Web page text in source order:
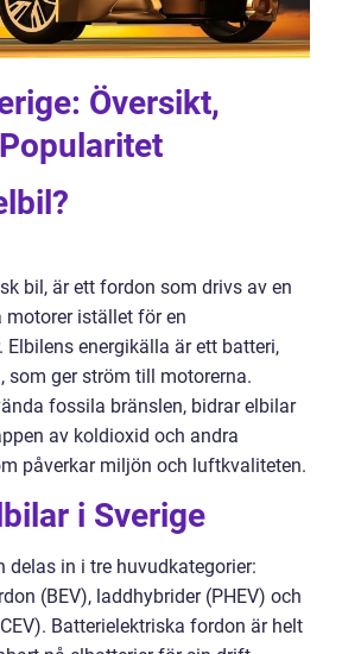
Översikt,
bil, är ett fordon som drivs av en
motorer istället för en
energikälla är ett batteri,
ger ström till motorerna.
fossila bränslen, bidrar elbilar
av koldioxid och andra
påverkar miljön och luftkvaliteten.
i Sverige
delas in i tre huvudkategorier:
(BEV), laddhybrider (PHEV) och
Batterielektriska fordon är helt